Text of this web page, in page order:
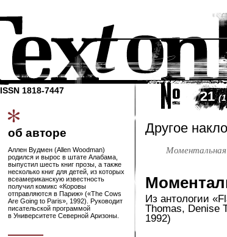
ISSN 1818-7447
об авторе
Аллен Вудмен (Allen Woodman)
родился и вырос в штате Алабама,
выпустил шесть книг прозы, а также
несколько книг для детей, из которых
всеамериканскую известность
получил комикс «Коровы
отправляются в Париж» («The Cows
Are Going to Paris», 1992). Руководит
писательской программой
в Университете Северной Аризоны.
21
Другое
Моментальная
Из антологии
Thomas, Denise
1992)